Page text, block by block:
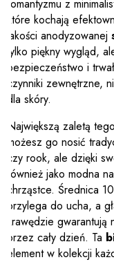
romantyzmu z
które kochają
jakości anodyzowanej
tylko piękny wygląd,
bezpieczeństwo i
czynniki zewnętrzne,
dla skóry.
Największą zaletą
możesz go nosić
czy rook, ale dzięki
również jako modna
chrząstce. Średnica
przylega do ucha, a
krawędzie
przez cały dzień. Ta
element w kolekcji